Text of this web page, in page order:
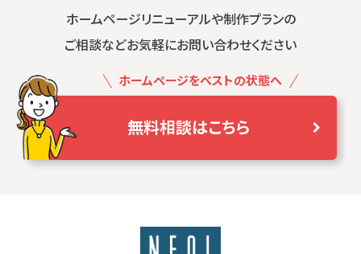
ホームページリニューアルや制作プランの
ご相談などお気軽にお問い合わせください
ホームページをベストの状態へ
無料相談はこちら